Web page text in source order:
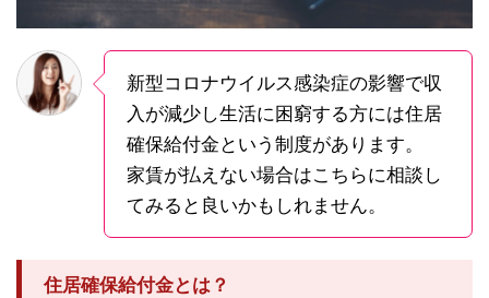
新型コロナウイルス感染症の影響で収
入が減少し生活に困窮する方には住居
確保給付金という制度があります。
家賃が払えない場合はこちらに相談し
てみると良いかもしれません。
住居確保給付金とは？